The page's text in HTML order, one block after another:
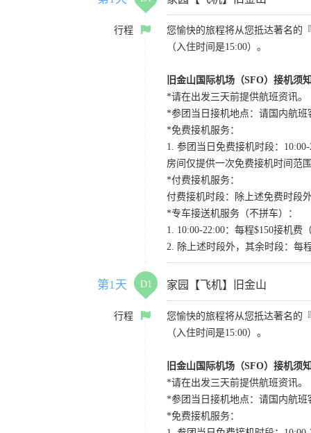
行程
您愉快的旅程将从您抵达著名的
（入住时间是15:00）。
旧金山国际机场（SFO）接机须
*请在出发三天前提供航班资讯。
*参团当日接机地点：请国内航班
*免费接机服务：
1. 参团当日免费接机时段：
房间仅提供一次免费接机时间范
*付费接机服务：
付费接机时段：除上述免费时段
*专车接送机服务（不拼车）：
1. 10:00-22:00：每程$150接机
2. 除上述时段外，其余时段：每
第1天 D1 家园【飞机】旧金山
行程
您愉快的旅程将从您抵达著名的
（入住时间是15:00）。
旧金山国际机场（SFO）接机须
*请在出发三天前提供航班资讯。
*参团当日接机地点：请国内航班
*免费接机服务：